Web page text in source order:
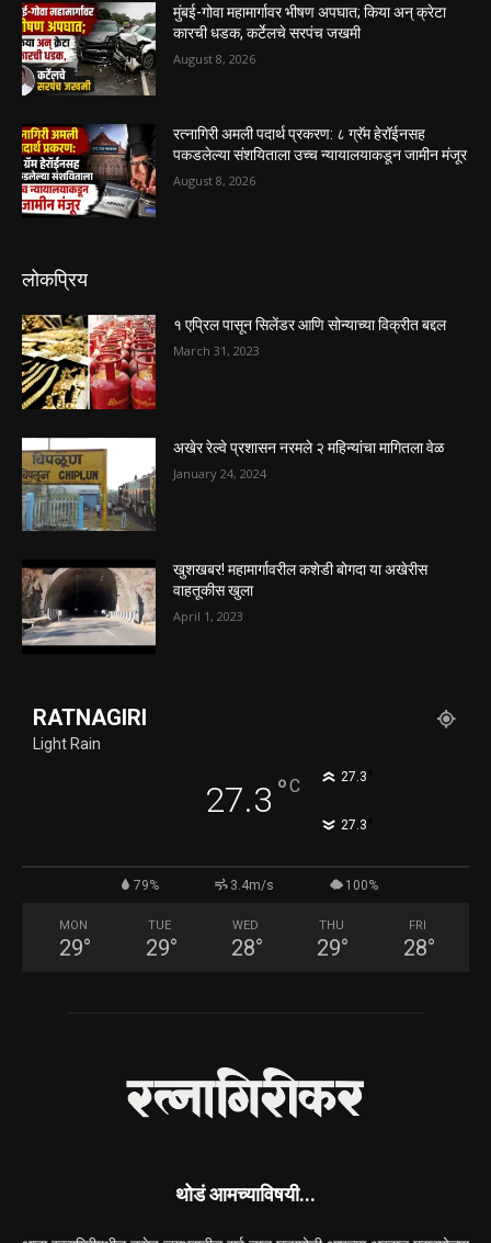
मुंबई-गोवा महामार्गावर भीषण अपघात; किया अन् क्रेटा
कारची धडक, कर्टेलचे सरपंच जखमी
August 8, 2026
रत्नागिरी अमली पदार्थ प्रकरण: ८ ग्रॅम हेरॉईनसह
पकडलेल्या संशयिताला उच्च न्यायालयाकडून जामीन मंजूर
August 8, 2026
लोकप्रिय
१ एप्रिल पासून सिलेंडर आणि सोन्याच्या विक्रीत बद्दल
March 31, 2023
अखेर रेल्वे प्रशासन नरमले २ महिन्यांचा मागितला वेळ
January 24, 2024
खुशखबर! महामार्गावरील कशेडी बोगदा या अखेरीस
वाहतूकीस खुला
April 1, 2023
RATNAGIRI
Light Rain
27.3 °C 27.3
27.3
79% 3.4m/s 100%
MON
29°
TUE
29°
WED
28°
THU
29°
FRI
28°
थोडं आमच्याविषयी...